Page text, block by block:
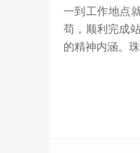
一到工作地点
苟，顺利完成
的精神内涵。